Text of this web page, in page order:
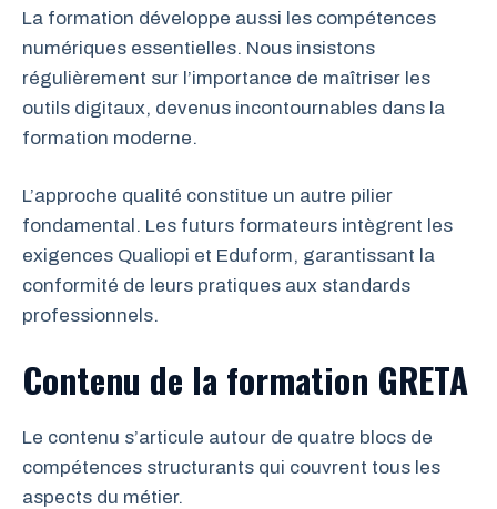
La formation développe aussi les compétences
numériques essentielles. Nous insistons
régulièrement sur l’importance de maîtriser les
outils digitaux, devenus incontournables dans la
formation moderne.
L’approche qualité constitue un autre pilier
fondamental. Les futurs formateurs intègrent les
exigences Qualiopi et Eduform, garantissant la
conformité de leurs pratiques aux standards
professionnels.
Contenu de la formation GRETA
Le contenu s’articule autour de quatre blocs de
compétences structurants qui couvrent tous les
aspects du métier.